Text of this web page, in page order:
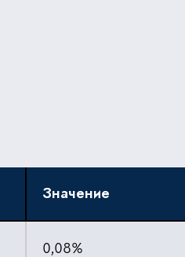
Значение
0,08%